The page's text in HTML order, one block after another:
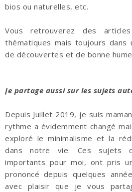
bios ou naturelles, etc.
Vous retrouverez des
thématiques mais toujours dans
de découvertes et de bonne
Je partage aussi sur les sujets
Depuis Juillet 2019, je suis
rythme a évidemment changé
exploré le minimalisme et la
dans notre vie. Ces sujets
importants pour moi, ont pris
prononcé depuis quelques
avec plaisir que je vous